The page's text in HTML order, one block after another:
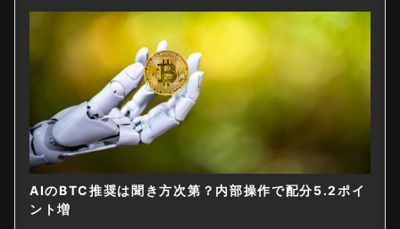
AIのBTC推奨は聞き方次第？内部操作で配分5.2ポイ
ント増